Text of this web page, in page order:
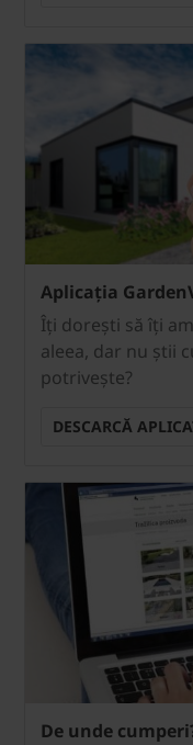
Aplicația
Îți dorești să îți
aleea, dar nu știi
potrivește?
DESCARCĂ
De unde